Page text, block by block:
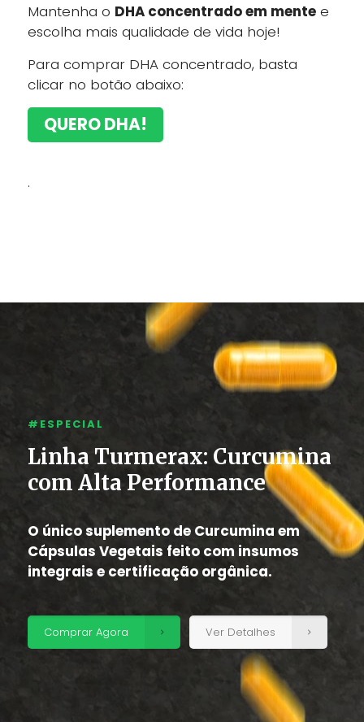
Mantenha o DHA concentrado em mentee
escolha mais qualidade de vida hoje!
Para comprar DHA concentrado, basta
clicar no botão abaixo:
QUERO DHA!
.
#ESPECIAL
Linha Turmerax: Curcumina
com Alta Performance
O único suplemento de Curcumina em
Cápsulas Vegetais feito com insumos
integrais e certificação orgânica.
Comprar Agora Ver Detalhes